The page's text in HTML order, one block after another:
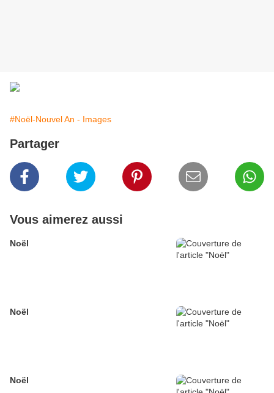
#Noël-Nouvel An - Images
Partager
Vous aimerez aussi
Noël
Noël
Noël